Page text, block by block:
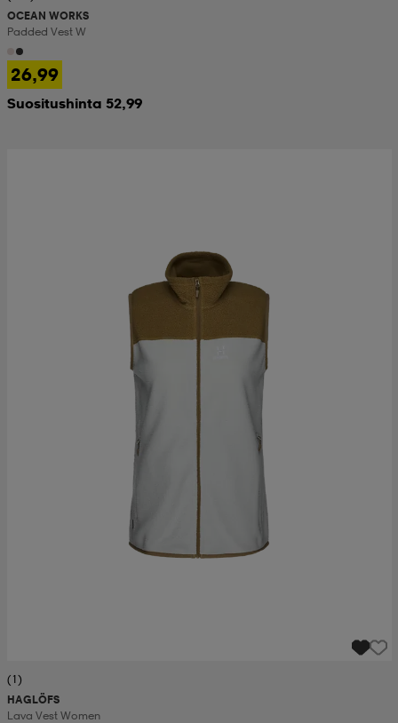
OCEAN WORKS
Padded Vest W
26,99
Suositushinta 52,99
(1)
HAGLÖFS
Lava Vest Women